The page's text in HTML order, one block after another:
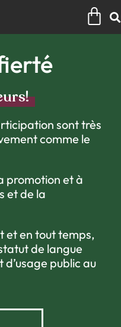
sont très
comme le
promotion et à
et de la
et en tout temps,
de langue
public au